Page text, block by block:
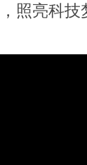
照亮科技